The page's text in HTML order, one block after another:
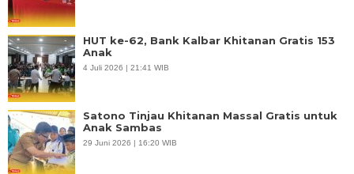
HUT ke-62, Bank Kalbar Khitanan Gratis 153
Anak
4 Juli 2026 | 21:41 WIB
Satono Tinjau Khitanan Massal Gratis untuk
Anak Sambas
29 Juni 2026 | 16:20 WIB